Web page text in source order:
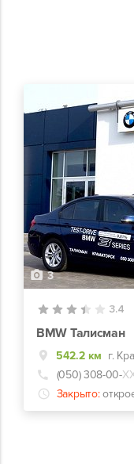
3
3.4
BMW Талисман
542.2 км г.
(050) 308-00-
Закрыто: